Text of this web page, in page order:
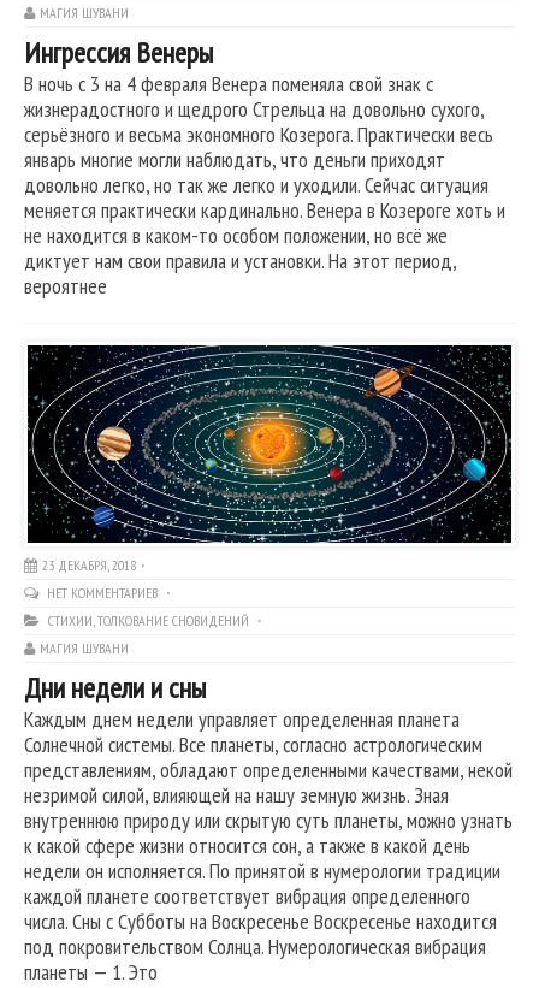
МАГИЯ ШУВАНИ
Ингрессия Венеры
В ночь с 3 на 4 февраля Венера поменяла свой знак с
жизнерадостного и щедрого Стрельца на довольно сухого,
серьёзного и весьма экономного Козерога. Практически весь
январь многие могли наблюдать, что деньги приходят
довольно легко, но так же легко и уходили. Сейчас ситуация
меняется практически кардинально. Венера в Козероге хоть и
не находится в каком-то особом положении, но всё же
диктует нам свои правила и установки. На этот период,
вероятнее
23 ДЕКАБРЯ, 2018
НЕТ КОММЕНТАРИЕВ
СТИХИИ,ТОЛКОВАНИЕ СНОВИДЕНИЙ
МАГИЯ ШУВАНИ
Дни недели и сны
Каждым днем недели управляет определенная планета
Солнечной системы. Все планеты, согласно астрологическим
представлениям, обладают определенными качествами, некой
незримой силой, влияющей на нашу земную жизнь. Зная
внутреннюю природу или скрытую суть планеты, можно узнать
к какой сфере жизни относится сон, а также в какой день
недели он исполняется. По принятой в нумерологии традиции
каждой планете соответствует вибрация определенного
числа. Сны с Субботы на Воскресенье Воскресенье находится
под покровительством Солнца. Нумерологическая вибрация
планеты — 1. Это